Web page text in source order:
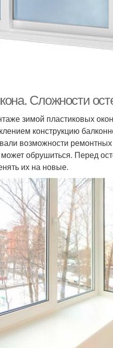
Сложности
зимой пластиковых
конструкцию
возможности
обрушиться. Перед
их на новые.